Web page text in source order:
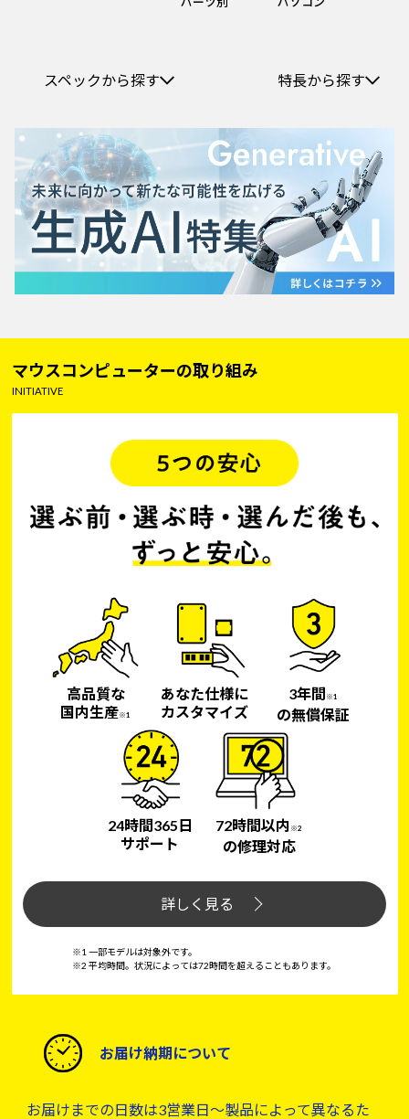
スペックから探す 特長から探す
マウスコンピューターの取り組み
INITIATIVE
高品質な
国内生産※1
あなた仕様に
カスタマイズ
3年間 ※1
の無償保証
24時間365日
サポート
72時間以内 ※2
の修理対応
詳しく見る
※1 一部モデルは対象外です。
※2 平均時間。状況によっては72時間を超えることもあります。
お届け納期について
お届けまでの日数は3営業日～製品によって異なるた